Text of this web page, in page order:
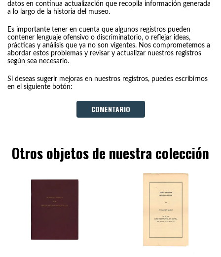
datos en continua actualización que recopila información generada
a lo largo de la historia del museo.
Es importante tener en cuenta que algunos registros pueden
contener lenguaje ofensivo o discriminatorio, o reflejar ideas,
prácticas y análisis que ya no son vigentes. Nos comprometemos a
abordar estos problemas y revisar y actualizar nuestros registros
según sea necesario.
Si deseas sugerir mejoras en nuestros registros, puedes escribirnos
en el siguiente botón:
COMENTARIO
Otros objetos de nuestra colección